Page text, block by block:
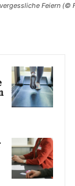
Feiern (©